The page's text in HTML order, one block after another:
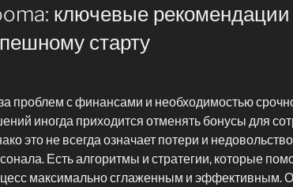
ключевые
старту
проблем с финансами и необходимостью
иногда приходится отменять бонусы для
это не всегда означает потери и
Есть алгоритмы и стратегии, которые
максимально сглаженным и эффективным.